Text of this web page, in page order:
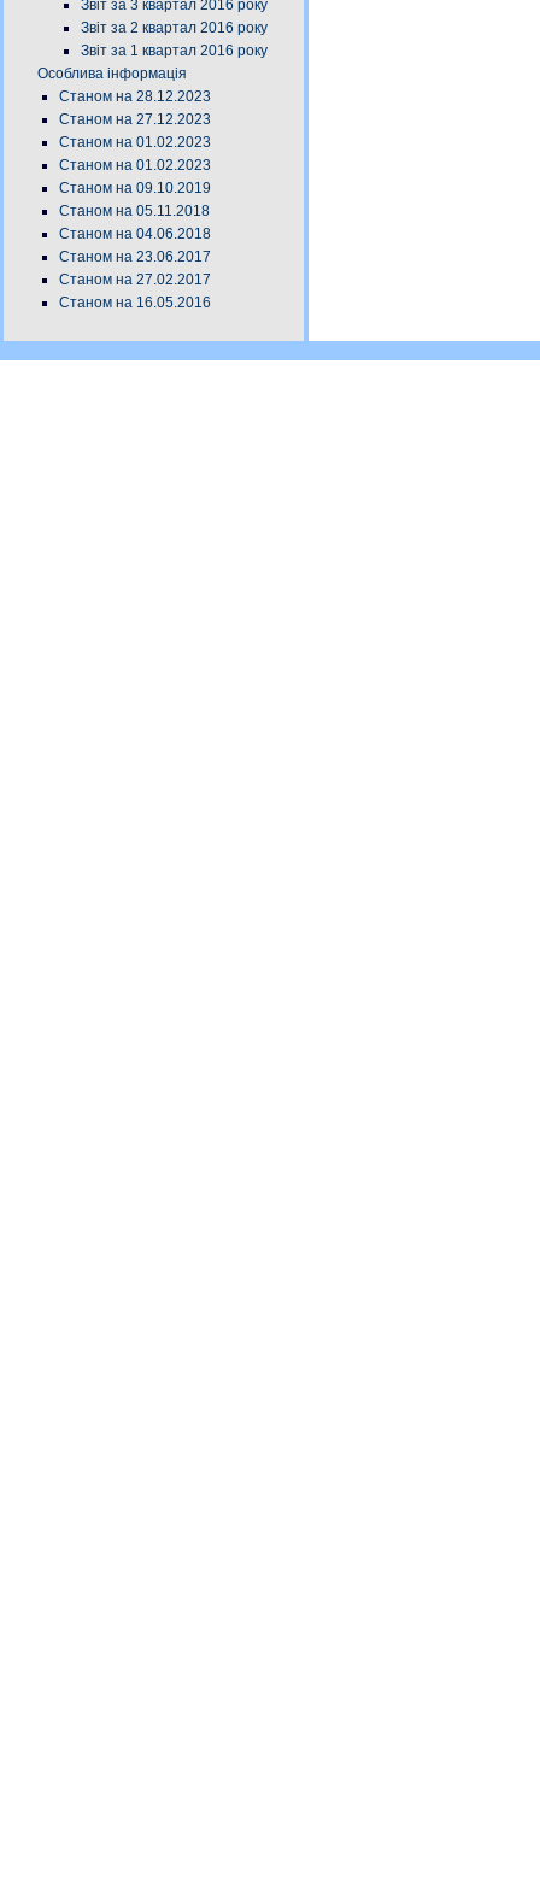
Звіт за 3 квартал 2016 року
Звіт за 2 квартал 2016 року
Звіт за 1 квартал 2016 року
Особлива інформація
Станом на 28.12.2023
Станом на 27.12.2023
Станом на 01.02.2023
Станом на 01.02.2023
Станом на 09.10.2019
Станом на 05.11.2018
Станом на 04.06.2018
Станом на 23.06.2017
Станом на 27.02.2017
Станом на 16.05.2016